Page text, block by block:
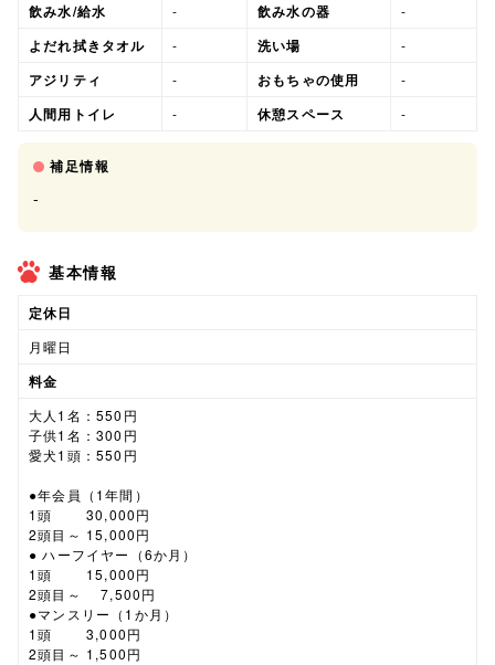
飲み水/給水 - 飲み水の器 -
よだれ拭きタオル - 洗い場 -
アジリティ - おもちゃの使用 -
人間用トイレ - 休憩スペース -
補足情報
-
基本情報
定休日
月曜日
料金
大人1名：550円
子供1名：300円
愛犬1頭：550円
●年会員（1年間）
1頭 30,000円
2頭目～ 15,000円
● ハーフイヤー（6か月）
1頭 15,000円
2頭目～ 7,500円
●マンスリー（1か月）
1頭 3,000円
2頭目～ 1,500円